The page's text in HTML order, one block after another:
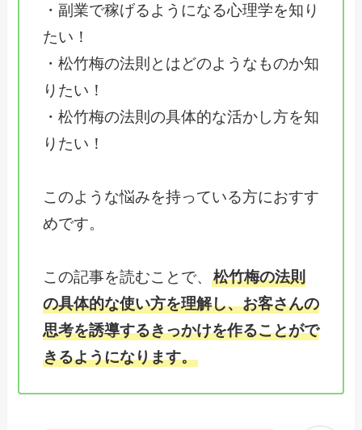
・副業で稼げるようになる心理学を知り
たい！
・松竹梅の法則とはどのようなものか知
りたい！
・松竹梅の法則の具体的な活かし方を知
りたい！
このような悩みを持っている方におすす
めです。
この記事を読むことで、 松竹梅の法則
の具体的な使い方を理解し、お客さんの
思考を誘導するきっかけを作ることがで
きるようになります。